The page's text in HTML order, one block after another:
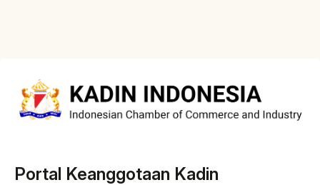
Portal Keanggotaan Kadin